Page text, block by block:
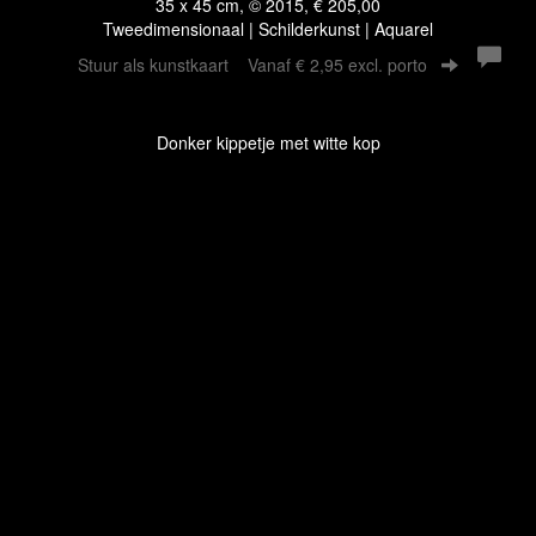
35 x 45 cm, © 2015, € 205,00
Tweedimensionaal | Schilderkunst | Aquarel
Stuur als kunstkaart Vanaf € 2,95 excl. porto
Donker kippetje met witte kop